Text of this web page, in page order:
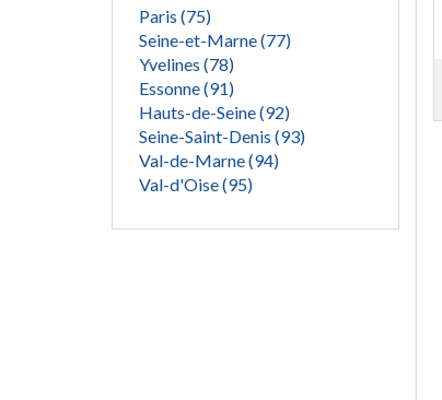
Paris (75)
Seine-et-Marne (77)
Yvelines (78)
Essonne (91)
Hauts-de-Seine (92)
Seine-Saint-Denis (93)
Val-de-Marne (94)
Val-d'Oise (95)